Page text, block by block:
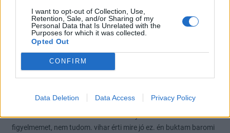
I want to opt-out of Collection, Use,
Retention, Sale, and/or Sharing of my
Personal Data that Is Unrelated with the
Purposes for which it was collected.
Opted Out
CONFIRM
Data Deletion Data Access Privacy Policy
1
Mifi104
Előzmény:#41Want_to_win
lehet, hogy ez a céljuk. fene tudja. nem tudom mi vezérli ezeket az
embereket. Fedorral tavaly nyáron pl volt pár jó beszélgetésem.
akkor az Opimusosok nem csipték mert ledumáló. akkor úgy
láttam semmi rosszat nem mond, csak próbált a helyzethez
alkalmazkodni. aztán lehet ott is volt olyan ami elkerülte a
figyelmemet, nem tudom. vihar érti mire jó ez. én buktam baromi